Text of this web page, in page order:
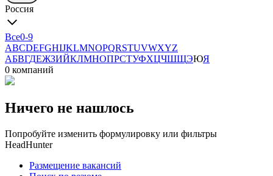
Россия
Все0-9
ABCDEFGHIJKLMNOPQRSTUVWXYZ
АБВГДЕЖЗИЙКЛМНОПРСТУФХЦЧШЩЭЮЯ
0 компаний
Ничего не нашлось
Попробуйте изменить формулировку или фильтры
HeadHunter
Размещение вакансий